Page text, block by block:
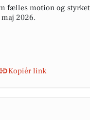
fælles motion og styrket
2026.
Kopiér link